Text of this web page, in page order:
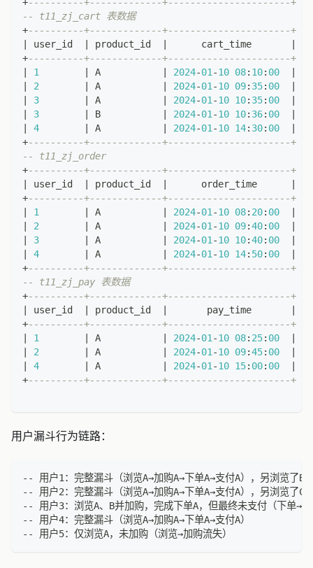
-- t11_zj_cart 表数据
+----------+-------------+----------------------+
user_id product_id
      cart_time
+----------+-------------+----------------------+
1 A 2024-01 -10 08: 10: 00
2 A 2024-01 -10 09: 35: 00
3 A 2024-01 -10 10: 35: 00
3 B 2024-01 -10 10: 36: 00
4 A 2024-01 -10 14: 30: 00
+----------+-------------+----------------------+
-- t11_zj_order
+----------+-------------+----------------------+
user_id product_id
      order_time
+----------+-------------+----------------------+
1 A 2024-01 -10 08: 20: 00
2 A 2024-01 -10 09:40: 00
3 A 2024-01 -10 10:40: 00
4 A 2024-01 -10 14: 50: 00
+----------+-------------+----------------------+
-- t11_zj_pay 表数据
+----------+-------------+----------------------+
user_id product_id
       pay_time
+----------+-------------+----------------------+
1 A 2024-01 -10 08: 25: 00
2 A 2024-01 -10 09:45: 00
4 A 2024-01 -10 15: 00: 00
+----------+-------------+----------------------+
用户漏斗行为链路：
-- 用户1：完整漏斗（浏览A→加购A→下单A→支付A），另浏览了B
-- 用户2：完整漏斗（浏览A→加购A→下单A→支付A），另浏览了C
-- 用户3：浏览A、B并加购，完成下单A，但最终未支付（下单→
-- 用户4：完整漏斗（浏览A→加购A→下单A→支付A）
-- 用户5：仅浏览A，未加购（浏览→加购流失）